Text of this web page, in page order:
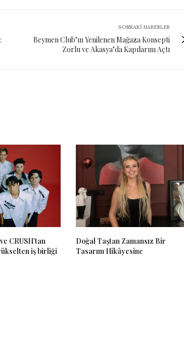
SONRAKI HABERLER
Beymen Club’ın Yenilenen Mağaza Konsepti
Zorlu ve Akasya’da Kapılarını Açtı
CRUSH’tan
iş birliği
Doğal Taştan Zamansız Bir
Tasarım Hikâyesine